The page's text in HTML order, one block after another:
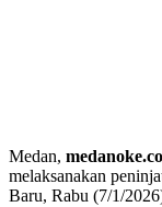
Medan,
melaksanakan
Baru, Rabu (7/1/